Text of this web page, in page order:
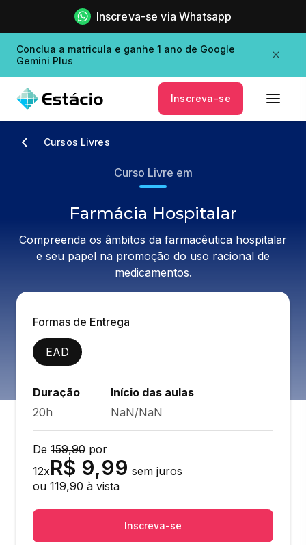
Inscreva-se via Whatsapp
Conclua a matricula e ganhe 1 ano de Google
Gemini Plus
Inscreva-se
Cursos Livres
Curso Livre em
Farmácia Hospitalar
Compreenda os âmbitos da farmacêutica hospitalar
e seu papel na promoção do uso racional de
medicamentos.
Formas de Entrega
EAD
Duração
20h
Início das aulas
NaN/NaN
De 159,90 por
12xR$ 9,99 sem juros
ou 119,90 à vista
Inscreva-se